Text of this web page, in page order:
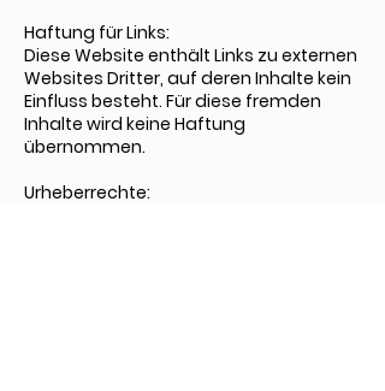
Haftung für Links:
Diese Website enthält Links zu externen
Websites Dritter, auf deren Inhalte kein
Einfluss besteht. Für diese fremden
Inhalte wird keine Haftung
übernommen.
Urheberrechte: